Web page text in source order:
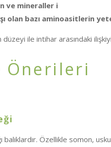
ve mineraller i
olan bazı aminoasitlerin
düzeyi ile intihar arasındaki
Önerileri
Özellikle somon,